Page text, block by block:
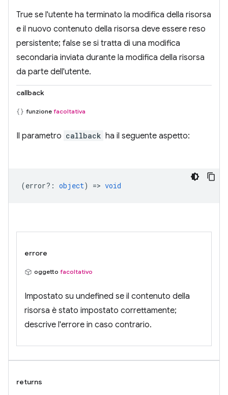
True se l'utente ha terminato la modifica della risorsa
e il nuovo contenuto della risorsa deve essere reso
persistente; false se si tratta di una modifica
secondaria inviata durante la modifica della risorsa
da parte dell'utente.
callback
funzione facoltativa
Il parametro callback ha il seguente aspetto:
(error? : object) => void
errore
oggetto facoltativo
Impostato su undefined se il contenuto della
risorsa è stato impostato correttamente;
descrive l'errore in caso contrario.
returns